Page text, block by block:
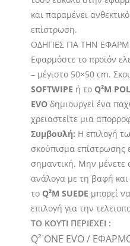
και παραμένει
επίστρωση.
ΟΔΗΓΙΕΣ ΓΙΑ ΤΗΝ
Εφαρμόστε το προϊόν
– μέγιστο 50×50 cm.
SOFTWIPE ή το Q²M
EVO δημιουργεί ένα
χρειαστείτε μια
Συμβουλή: Η επιλογή
σκούπισμα επίστρωσης
σημαντική. Μην μένετε
ανάλογα με τη βαφή και
το Q²M SUEDE μπορεί
επιλογή για την
ΤΟ ΚΟΥΤΙ ΠΕΡΙΕΧΕΙ :
Q² ONE EVO /